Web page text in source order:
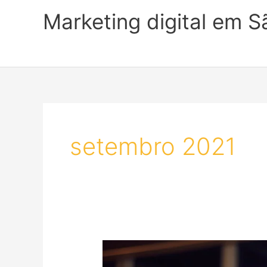
Marketing digital em
setembro 2021
Futurologia:
como